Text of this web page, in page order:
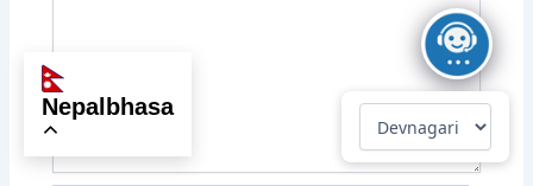
nepalbhasa